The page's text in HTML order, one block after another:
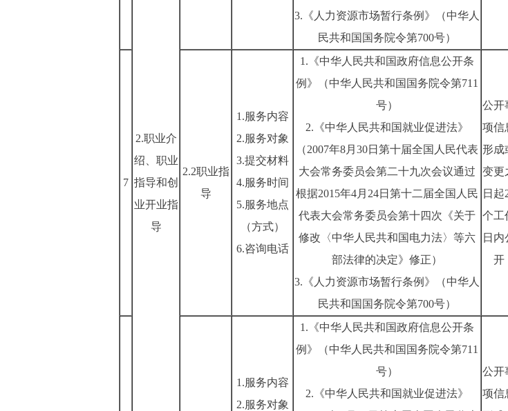
2.职业介
绍、职业
指导和创
业开业指
导
3.《人力资源市场暂行条例》（中华人
民共和国国务院令第700号）
7
2.2职业指
导
1.服务内容
2.服务对象
3.提交材料
4.服务时间
5.服务地点
（方式）
6.咨询电话
1.《中华人民共和国政府信息公开条
例》（中华人民共和国国务院令第711
号）
2.《中华人民共和国就业促进法》
（2007年8月30日第十届全国人民代表
大会常务委员会第二十九次会议通过
根据2015年4月24日第十二届全国人民
代表大会常务委员会第十四次《关于
修改〈中华人民共和国电力法〉等六
部法律的决定》修正）
3.《人力资源市场暂行条例》（中华人
民共和国国务院令第700号）
公开
项信
形成
变更
日起
个工
日内
开
1.服务内容
2.服务对象
1.《中华人民共和国政府信息公开条
例》（中华人民共和国国务院令第711
号）
2.《中华人民共和国就业促进法》
公开
项信